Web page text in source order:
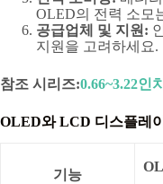
OLED의 전력 소모
공급업체 및 지원:
지원을 고려하세요.
참조 시리즈:0.66~3.22인
OLED와 LCD 디스플레
기능